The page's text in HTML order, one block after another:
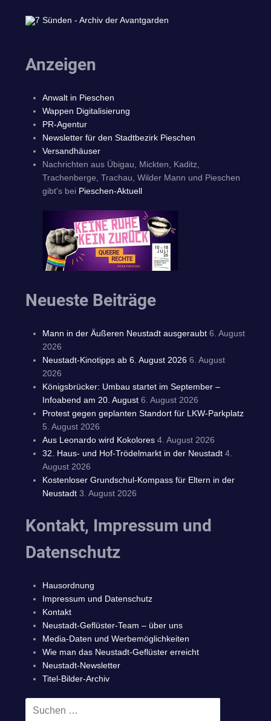
Anzeigen
Anwalt in Pieschen
Wappen Digitalisierung
PR-Agentur
Newsletter für den Stadtbezirk Pieschen
Versandhäuser
Nachrichten aus Übigau, Mickten, Kaditz,
Trachenberge, Trachau, Wilder Mann und Pieschen
gibt's bei Pieschen-Aktuell
Neueste Beiträge
Mann in der Äußeren Neustadt ausgeraubt 6. August
2026
Neustadt-Kinotipps ab 6. August 2026 6. August
2026
Königsbrücker: Umbau startet im September –
Infoabend am 20. August 6. August 2026
Protest gegen geplanten Standort für LKW-Parkplatz
5. August 2026
Aus Leonardo wird Kokolores 4. August 2026
32. Haus- und Hof-Trödelmarkt in der Neustadt 4.
August 2026
Kostenloser Grundschul-Kompass für Eltern in der
Neustadt 3. August 2026
Kontakt, Impressum und
Datenschutz
Hausordnung
Impressum und Datenschutz
Kontakt
Neustadt-Geflüster-Team – über uns
Media-Daten und Werbemöglichkeiten
Wie man das Neustadt-Geflüster erreicht
Neustadt-Newsletter
Titel-Bilder-Archiv
Suchen